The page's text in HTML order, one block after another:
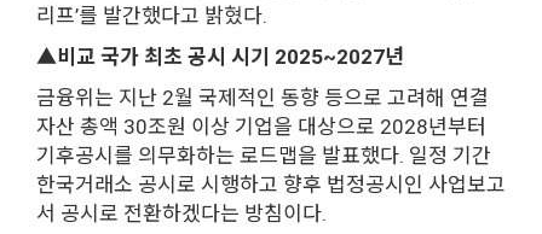
리프’를 발간했다고 밝혔다.
▲비교 국가 최초 공시 시기 2025~2027년
금융위는 지난 2월 국제적인 동향 등으로 고려해 연결
자산 총액 30조원 이상 기업을 대상으로 2028년부터
기후공시를 의무화하는 로드맵을 발표했다. 일정 기간
한국거래소 공시로 시행하고 향후 법정공시인 사업보고
서 공시로 전환하겠다는 방침이다.